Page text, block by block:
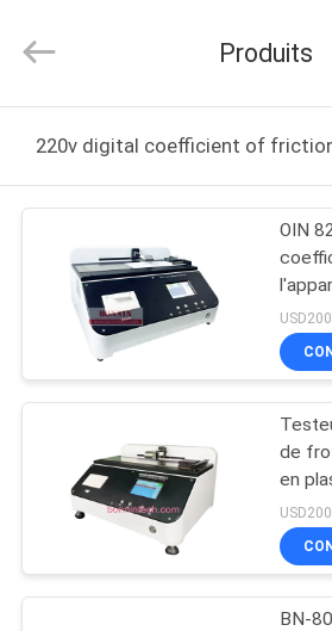
PRODUITS
VIDÉOS
SUJET
NOUS
D'USINE
Developed
Produits
220v digital coefficient of
OIN
de
en
BN-